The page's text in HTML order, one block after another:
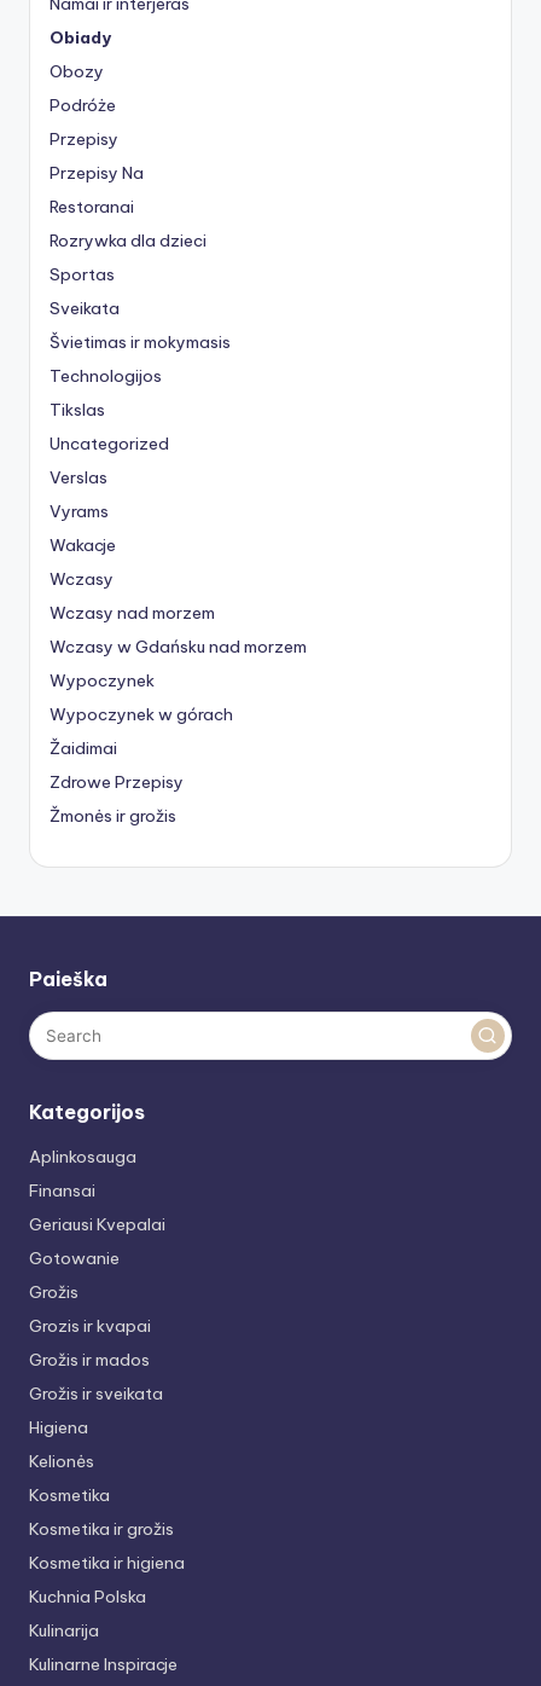
Obiady
Obozy
Podróże
Przepisy
Przepisy Na
Restoranai
Rozrywka dla dzieci
Sportas
Sveikata
Švietimas ir mokymasis
Technologijos
Tikslas
Uncategorized
Verslas
Vyrams
Wakacje
Wczasy
Wczasy nad morzem
Wczasy w Gdańsku nad morzem
Wypoczynek
Wypoczynek w górach
Žaidimai
Zdrowe Przepisy
Žmonės ir grožis
Paieška
Kategorijos
Aplinkosauga
Finansai
Geriausi Kvepalai
Gotowanie
Grožis
Grozis ir kvapai
Grožis ir mados
Grožis ir sveikata
Higiena
Kelionės
Kosmetika
Kosmetika ir grožis
Kosmetika ir higiena
Kuchnia Polska
Kulinarija
Kulinarne Inspiracje